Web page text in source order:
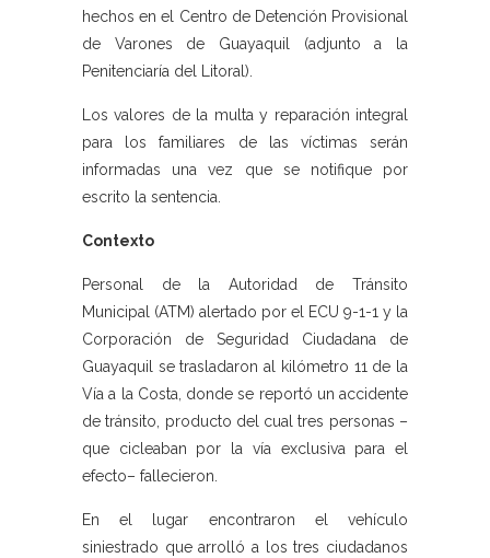
hechos en el Centro de Detención Provisional
de Varones de Guayaquil (adjunto a la
Penitenciaría del Litoral).
Los valores de la multa y reparación integral
para los familiares de las víctimas serán
informadas una vez que se notifique por
escrito la sentencia.
Contexto
Personal de la Autoridad de Tránsito
Municipal (ATM) alertado por el ECU 9-1-1 y la
Corporación de Seguridad Ciudadana de
Guayaquil se trasladaron al kilómetro 11 de la
Vía a la Costa, donde se reportó un accidente
de tránsito, producto del cual tres personas –
que cicleaban por la vía exclusiva para el
efecto– fallecieron.
En el lugar encontraron el vehículo
siniestrado que arrolló a los tres ciudadanos